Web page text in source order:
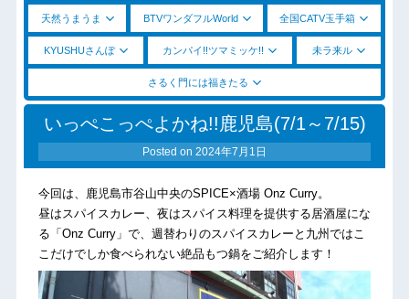
天然うまうま BTVワンダフルWorld 全国CATV玉手箱
KYUSHUさんぽ カンパイ!!ツマミッケ!! 未ラ来ル
さるく門には福きたる
いっぺこっぺよかね!!鹿児島(7/1～7/15)
Posted on 2024年7月1日
今回は、鹿児島市谷山中央のSPICE×酒場 Onz Curry。
昼はスパイスカレー、夜はスパイス料理を提供する居酒屋にな
る「Onz Curry」で、週替わりのスパイスカレーと九州ではこ
こだけでしか食べられない絶品もつ鍋をご紹介します！